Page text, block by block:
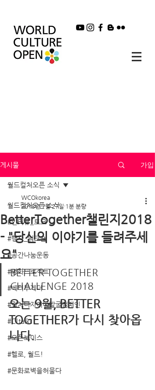
게시물 가입
월드컬처오픈 소식
#인터뷰_토크
#행사_워크숍
#공간나눔운동
#평화프로젝트
#베터투게더
#컬처디자이너발굴캠페인
#C!talk
#오픈보이스
#헬로, 월드!
#문화로벽을허물다
월드컬처오픈 소식
BetterTogether챌린지2018
- "당신의 이야기를 들려주세
요"
WCOkorea
2018년 7월 27일 1분 분량
BETTER TOGETHER
CHALLENGE 2018
오는 9월, BETTER
TOGETHER가 다시 찾아옵
니다.